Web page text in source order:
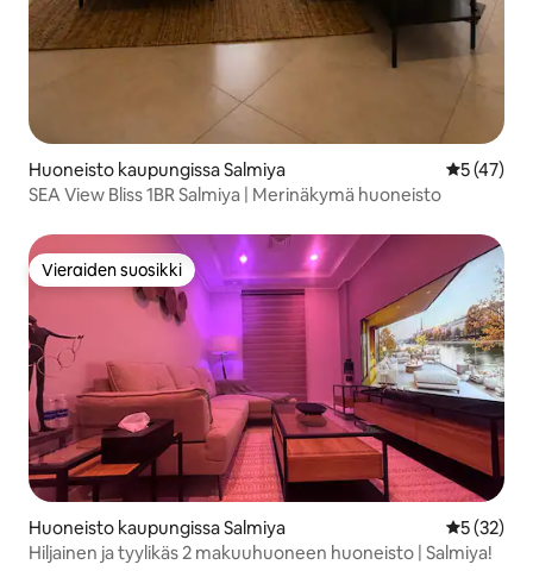
Huoneisto kaupungissa Salmiya
5 (47)
SEA View Bliss 1BR Salmiya | Merinäkymä huoneisto
Vieraiden suosikki
Vieraiden suosikki
Huoneisto kaupungissa Salmiya
5 (32)
Hiljainen ja tyylikäs 2 makuuhuoneen huoneisto | Salmiya!